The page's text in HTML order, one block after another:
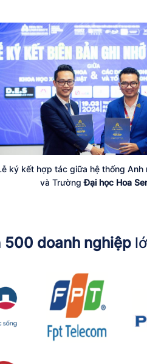
500 doanh nghiệp
ký kết hợp tác giữa hệ thống Anh
và Trường Đại học Hoa